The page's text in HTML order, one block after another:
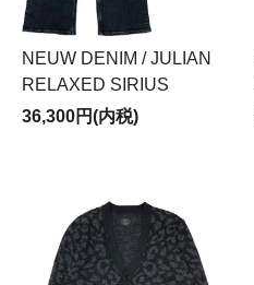
NEUW DENIM / JULIAN
RELAXED SIRIUS
36,300円(内税)